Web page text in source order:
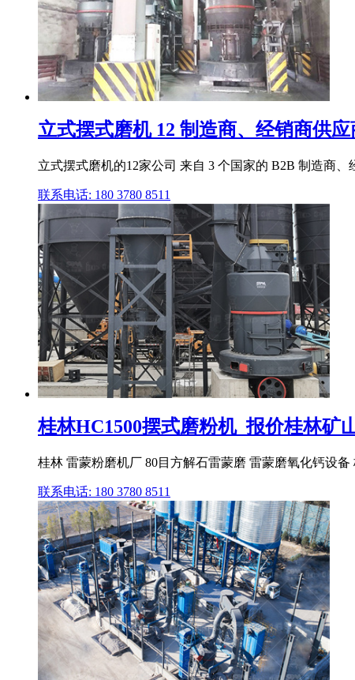
立式摆式磨机 12 制造商、经销商供应
立式摆式磨机的12家公司 来自 3 个国家的 B2B 制造商
联系电话: 180 3780 8511
桂林HC1500摆式磨粉机_报价桂林矿
桂林 雷蒙粉磨机厂 80目方解石雷蒙磨 雷蒙磨氧化钙设
联系电话: 180 3780 8511